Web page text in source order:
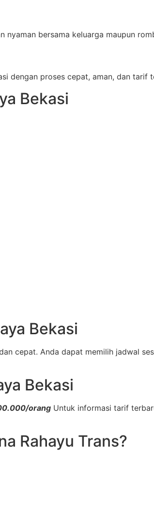
bersama keluarga maupun
dengan proses cepat, aman, dan tarif
Bekasi
Bekasi
cepat. Anda dapat memilih jadwal
Bekasi
orang Untuk informasi tarif
Rahayu Trans?